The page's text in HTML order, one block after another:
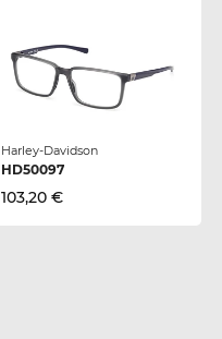
Harley-Davidson
HD50097
103,20 €